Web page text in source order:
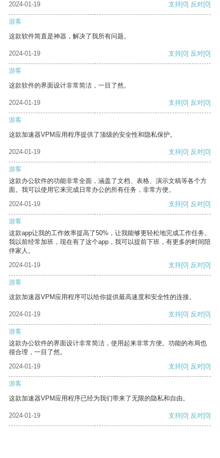
2024-01-19
支持[0] 反对[0]
游客
这款软件简直是神器，解决了我所有问题。
2024-01-19 支持[0] 反对[0]
游客
这款软件的界面设计非常简洁，一目了然。
2024-01-19 支持[0] 反对[0]
游客
这款加速器VPM应用程序提供了顶级的安全性和隐私保护。
2024-01-19 支持[0] 反对[0]
游客
这款办公软件的功能非常全面，涵盖了文档、表格、演示文稿等各个方
面。我可以使用它来完成日常办公的所有任务，非常方便。
2024-01-19
支持[0] 反对[0]
游客
这款app让我的工作效率提高了50%，让我能够更轻松地完成工作任务。
我以前经常加班，现在有了这个app，我可以提前下班，有更多的时间陪
伴家人。
2024-01-19
支持[0] 反对[0]
游客
这款加速器VPM应用程序可以给你提供最高速度和安全性的连接。
2024-01-19 支持[0] 反对[0]
游客
这款办公软件的界面设计非常简洁，使用起来非常方便。功能的布局也
很合理，一目了然。
2024-01-19
支持[0] 反对[0]
游客
这款加速器VPM应用程序已经为我们带来了无限的隐私和自由。
2024-01-19 支持[0] 反对[0]